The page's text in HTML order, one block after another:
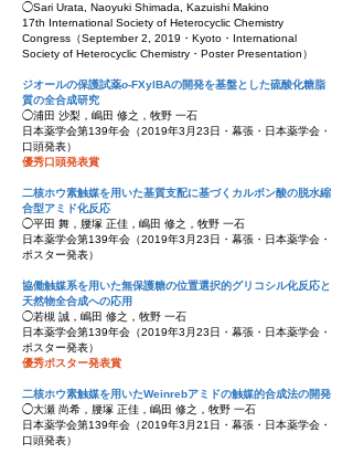
◯Sari Urata, Naoyuki Shimada, Kazuishi Makino
17th International Society of Heterocyclic Chemistry
Congress（September 2, 2019・Kyoto・International
Society of Heterocyclic Chemistry・Poster Presentation）
ジオールの保護試薬o-FXylBAの開発を基盤とした硫酸化糖脂
質の全合成研究
◯浦田 沙梨，嶋田 修之，牧野 一石
日本薬学会第139年会（2019年3月23日・幕張・日本薬学会・
口頭発表）
優秀口頭発表賞
二核ホウ素触媒を用いた基質支配に基づくカルボン酸の脱水縮
合型アミド化反応
◯平田 舞，腰塚 正佳，嶋田 修之，牧野 一石
日本薬学会第139年会（2019年3月23日・幕張・日本薬学会・
ポスター発表）
協働触媒系を用いた無保護糖の位置選択的グリコシル化反応と
天然物全合成への応用
◯若槻 誠，嶋田 修之，牧野 一石
日本薬学会第139年会（2019年3月23日・幕張・日本薬学会・
ポスター発表）
優秀ポスター発表賞
二核ホウ素触媒を用いたWeinrebアミドの触媒的合成法の開発
◯大瀬 尚希，腰塚 正佳，嶋田 修之，牧野 一石
日本薬学会第139年会（2019年3月21日・幕張・日本薬学会・
口頭発表）